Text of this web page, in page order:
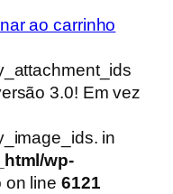
ao carrinho
3.0! Em vez
in
wp-
on line 6121